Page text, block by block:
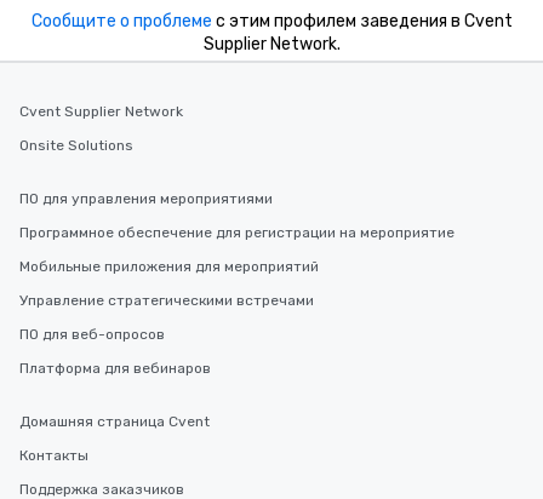
Сообщите о проблеме с этим профилем заведения в Cvent
Supplier Network.
Cvent Supplier Network
Onsite Solutions
ПО для управления мероприятиями
Программное обеспечение для регистрации на мероприятие
Мобильные приложения для мероприятий
Управление стратегическими встречами
ПО для веб-опросов
Платформа для вебинаров
Домашняя страница Cvent
Контакты
Поддержка заказчиков